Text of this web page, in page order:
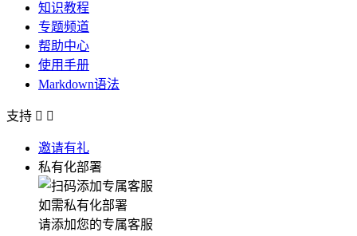
知识教程
专题频道
帮助中心
使用手册
Markdown语法
支持  
邀请有礼
私有化部署
如需私有化部署
请添加您的专属客服